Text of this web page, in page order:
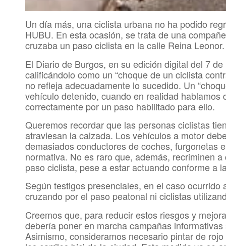
Un día más, una ciclista urbana no ha podido
HUBU. En esta ocasión, se trata de una
cruzaba un paso ciclista en la calle Reina Leonor.
El Diario de Burgos, en su edición digital del 7
calificándolo como un “choque de un ciclista
no refleja adecuadamente lo sucedido. Un
vehículo detenido, cuando en realidad
correctamente por un paso habilitado para ello.
Queremos recordar que las personas ciclistas
atraviesan la calzada. Los vehículos a motor
demasiados conductores de coches, furgonetas
normativa. No es raro que, además, recriminen
paso ciclista, pese a estar actuando conforme a
Según testigos presenciales, en el caso
cruzando por el paso peatonal ni ciclistas
Creemos que, para reducir estos riesgos y
debería poner en marcha campañas
Asimismo, consideramos necesario pintar de